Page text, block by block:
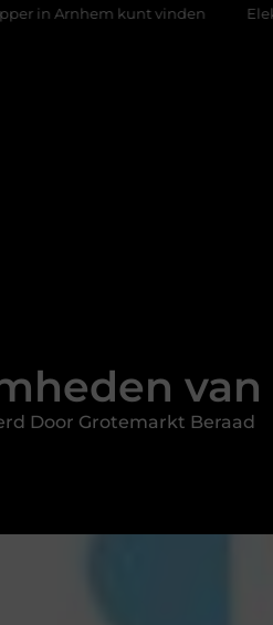
vinden Elektrische auto
Door Grotemarkt Beraad